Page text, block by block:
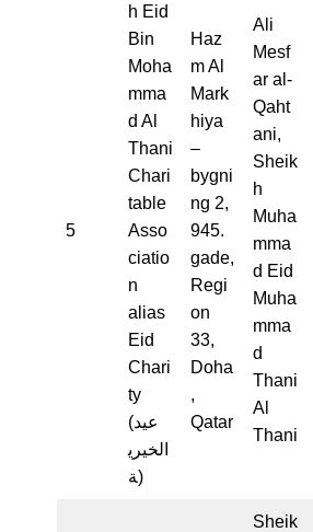
5
h Eid
Bin
Moha
mma
d Al
Thani
Chari
table
Asso
ciatio
n
alias
Eid
Chari
ty
(عيد
الخيري
ة)
Haz
m Al
Mark
hiya
–
bygni
ng 2,
945.
gade,
Regi
on
33,
Doha
,
Qatar
Ali
Mesf
ar al-
Qaht
ani,
Sheik
h
Muha
mma
d Eid
Muha
mma
d
Thani
Al
Thani
Sheik